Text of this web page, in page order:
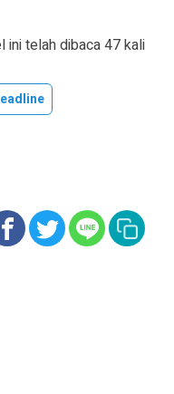
ini telah dibaca 47 kali